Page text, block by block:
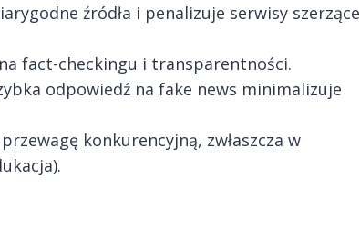
źródła i penalizuje serwisy szerzące
fact-checkingu i transparentności.
odpowiedź na fake news minimalizuje
konkurencyjną, zwłaszcza w